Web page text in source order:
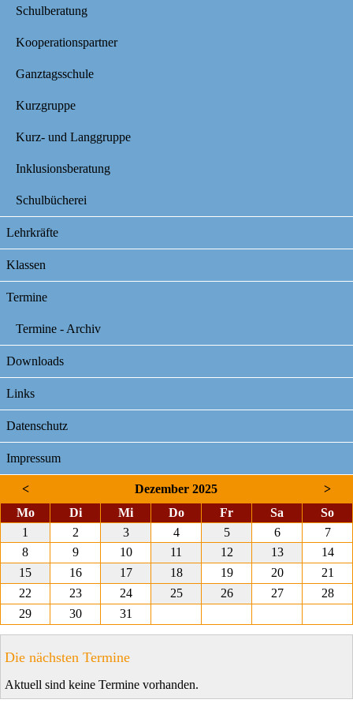
Schulberatung
Kooperationspartner
Ganztagsschule
Kurzgruppe
Kurz- und Langgruppe
Inklusionsberatung
Schulbücherei
Lehrkräfte
Klassen
Termine
Termine - Archiv
Downloads
Links
Datenschutz
Impressum
< Dezember 2025
>
Montag Dienstag Mittwoch Donnerstag
Freitag Sa So
1
2 3 4 5 6
7
8
9 10 11 12 13
14
15
16 17 18 19 20
21
22
23 24 25 26 27
28
29
30 31
Die nächsten Termine
Aktuell sind keine Termine vorhanden.